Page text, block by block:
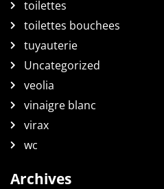
toilettes
toilettes bouchees
tuyauterie
Uncategorized
veolia
vinaigre blanc
virax
wc
Archives